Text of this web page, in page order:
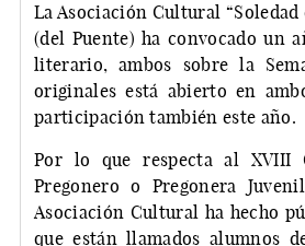
La Asociación Cultural “Soledad
(del Puente) ha convocado un
literario, ambos sobre la
originales está abierto en
participación también este año.
Por lo que respecta al XVIII
Pregonero o Pregonera
Asociación Cultural ha hecho
que están llamados alumnos